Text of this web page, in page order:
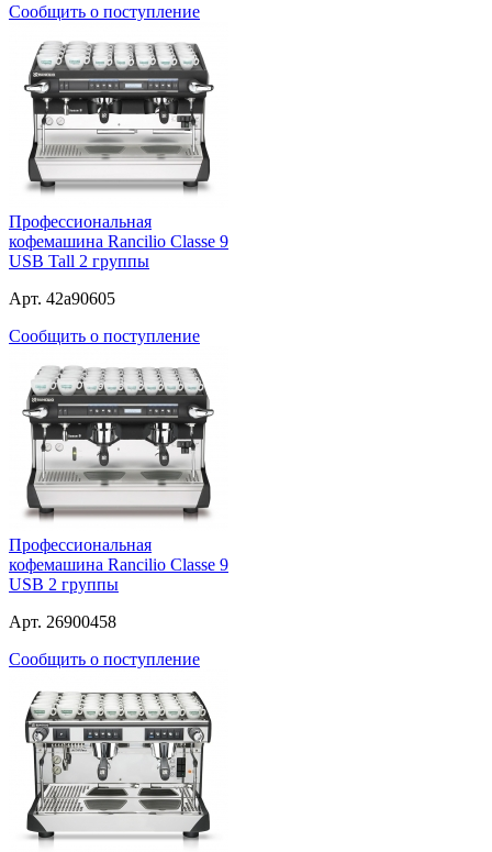
Сообщить о поступление
Профессиональная
кофемашина Rancilio Classe 9
USB Tall 2 группы
Арт. 42a90605
Сообщить о поступление
Профессиональная
кофемашина Rancilio Classe 9
USB 2 группы
Арт. 26900458
Сообщить о поступление